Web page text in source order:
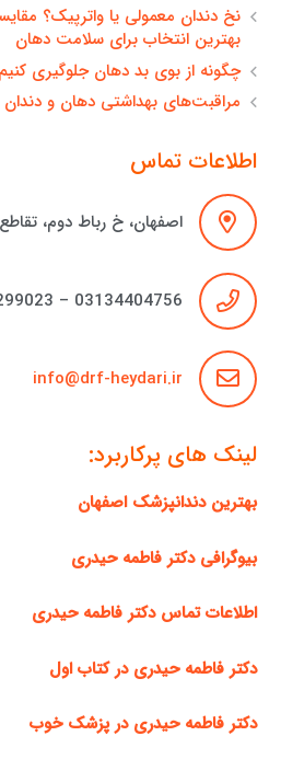
نخ دندان معمولی یا واترپیک؟
بهترین انتخاب برای سلامت دهان
چگونه از بوی بد دهان جلوگیری
مراقبت‌های بهداشتی دهان و دندان
اطلاعات تماس
اصفهان، خ رباط دوم، تقاطع
03134404756 – 09138299023
info@drf-heydari.ir
لینک های پرکاربرد:
بهترین دندانپزشک اصفهان
بیوگرافی دکتر فاطمه حیدری
اطلاعات تماس دکتر فاطمه حیدری
دکتر فاطمه حیدری در کتاب اول
دکتر فاطمه حیدری در پزشک خوب